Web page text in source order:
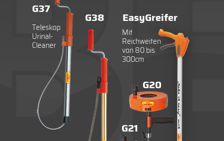
EasyGreifer
G20
Mit
Reichweiten
von 80 bis
300cm
G21
G37
Teleskop
Urinal-
Cleaner
G38